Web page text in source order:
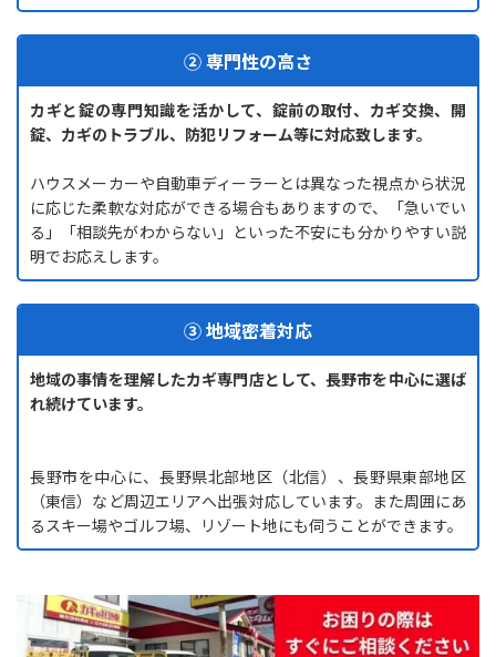
② 専門性の高さ
カギと錠の専門知識を活かして、錠前の取付、カギ交換、開
錠、カギのトラブル、防犯リフォーム等に対応致します。
ハウスメーカーや自動車ディーラーとは異なった視点から状況
に応じた柔軟な対応ができる場合もありますので、「急いでい
る」「相談先がわからない」といった不安にも分かりやすい説
明でお応えします。
③ 地域密着対応
地域の事情を理解したカギ専門店として、長野市を中心に選ば
れ続けています。
長野市を中心に、長野県北部地区（北信）、長野県東部地区
（東信）など周辺エリアへ出張対応しています。また周囲にあ
るスキー場やゴルフ場、リゾート地にも伺うことができます。